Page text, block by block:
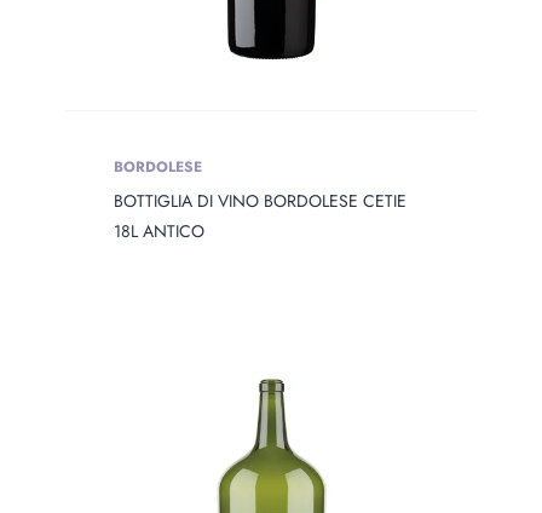
PRODOTTO
Prodotto Diameter
BORDOLESE
BOTTIGLIA DI VINO BORDOLESE CETIE
18L ANTICO